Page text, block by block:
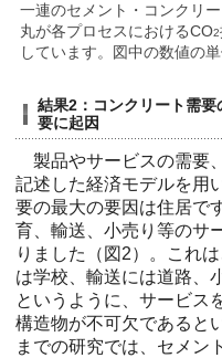
一連のセメント・コンクリ
丸が各プロセスにおけるCO2
しています。図中の数値の
結果2：コンクリート需
要に起因
製品やサービスの需要
記述した経済モデルを用
要の最大の要因は住居で
育、輸送、小売り等のサ
りました（図2）。これ
は学校、輸送には道路、
というように、サービス
構造物が不可欠であると
までの研究では、セメン